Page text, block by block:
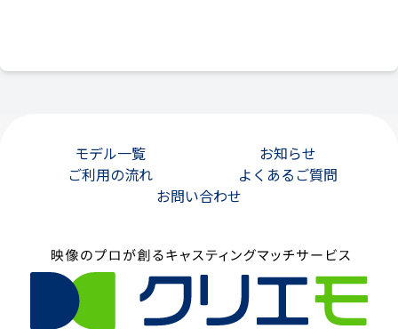
モデル一覧
お知らせ
ご利用の流れ
よくあるご質問
お問い合わせ